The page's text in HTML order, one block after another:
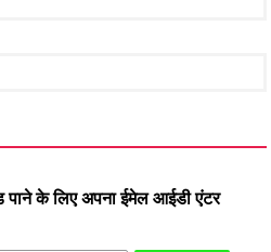
के लिए अपना ईमेल आईडी एंटर